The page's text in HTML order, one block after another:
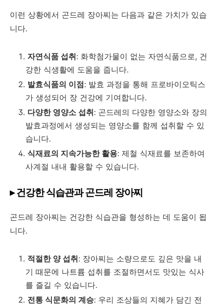
이런 상황에서 곤드레 장아찌는 다음과 같은 가치가 있습
니다.
자연식품 섭취: 화학첨가물이 없는 자연식품으로, 건
강한 식생활에 도움을 줍니다.
발효식품의 이점: 발효 과정을 통해 프로바이오틱스
가 생성되어 장 건강에 기여합니다.
다양한 영양소 섭취: 곤드레의 다양한 영양소와 장의
발효과정에서 생성되는 영양소를 함께 섭취할 수 있
습니다.
식재료의 지속가능한 활용: 제철 식재료를 보존하여
사계절 내내 활용할 수 있습니다.
▸ 건강한 식습관과 곤드레 장아찌
곤드레 장아찌는 건강한 식습관을 형성하는 데 도움이 됩
니다.
적절한 양 섭취: 장아찌는 소량으로도 깊은 맛을 내
기 때문에 나트륨 섭취를 조절하면서도 맛있는 식사
를 즐길 수 있습니다.
전통 식문화의 계승: 우리 조상들의 지혜가 담긴 전